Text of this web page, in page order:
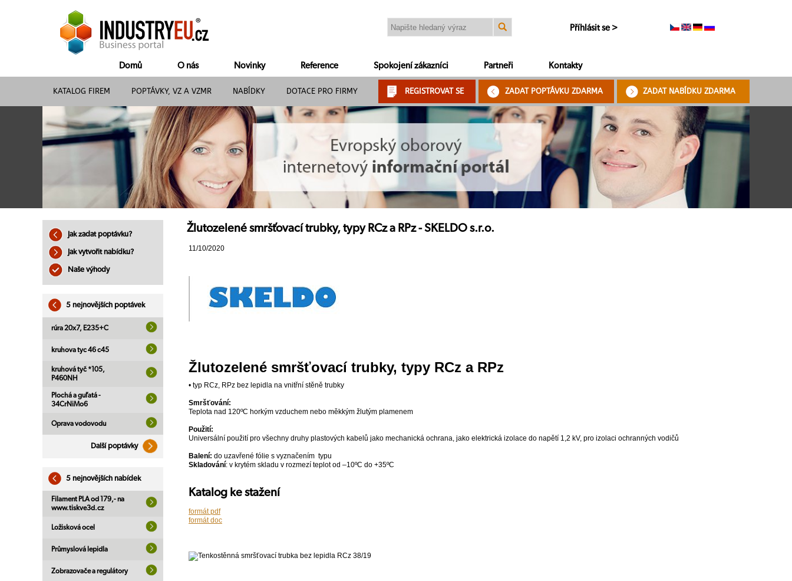
Příhlásit se >
Domů O nás Novinky Reference Spokojení zákazníci Partneři Kontakty
KATALOG FIREM POPTÁVKY, VZ A VZMR NABÍDKY DOTACE PRO FIRMY REGISTROVAT SE ZADAT POPTÁVKU ZDARMA ZADAT NABÍDKU ZDARMA
Jak zadat poptávku?
Jak vytvořit nabídku?
Naše výhody
5 nejnovějších poptávek
rúra 20x7, E235+C
kruhova tyc 46 c45
kruhová tyč *105,
P460NH
Plochá a guľatá -
34CrNiMo6
Oprava vodovodu
Další poptávky
5 nejnovějších nabídek
Filament PLA od 179,- na
www.tiskve3d.cz
Ložisková ocel
Průmyslová lepidla
Zobrazovače a regulátory
Žlutozelené smršťovací trubky, typy RCz a RPz - SKELDO s.r.o.
11/10/2020
Žlutozelené smršťovací trubky, typy RCz a RPz
• typ RCz, RPz bez lepidla na vnitřní stěně trubky
Smršťování:
Teplota nad 120ºC horkým vzduchem nebo měkkým žlutým plamenem
Použití:
Universální použití pro všechny druhy plastových kabelů jako mechanická ochrana, jako elektrická izolace do napětí 1,2 kV, pro izolaci ochranných vodičů
Balení: do uzavřené fólie s vyznačením typu
Skladování: v krytém skladu v rozmezí teplot od –10ºC do +35ºC
Katalog ke stažení
formát pdf
formát doc